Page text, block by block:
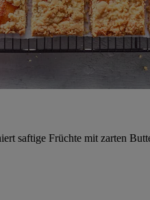
saftige Früchte mit zarten